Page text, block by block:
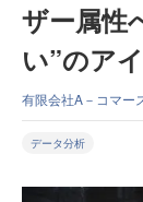
ザー属性
い”のア
有限会社A－コマー
データ分析